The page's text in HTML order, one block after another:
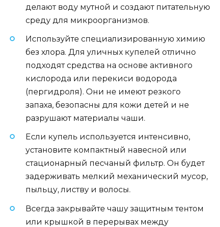
делают воду мутной и создают питательную
среду для микроорганизмов.
Используйте специализированную химию
без хлора. Для уличных купелей отлично
подходят средства на основе активного
кислорода или перекиси водорода
(пергидроля). Они не имеют резкого
запаха, безопасны для кожи детей и не
разрушают материалы чаши.
Если купель используется интенсивно,
установите компактный навесной или
стационарный песчаный фильтр. Он будет
задерживать мелкий механический мусор,
пыльцу, листву и волосы.
Всегда закрывайте чашу защитным тентом
или крышкой в перерывах между